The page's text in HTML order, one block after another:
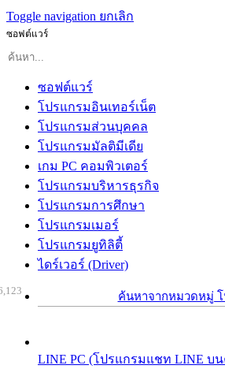
Toggle navigation ยกเลิก
ซอฟต์แวร์
ซอฟต์แวร์
โปรแกรมอินเทอร์เน็ต
โปรแกรมส่วนบุคคล
โปรแกรมมัลติมีเดีย
เกม PC คอมพิวเตอร์
โปรแกรมบริหารธุรกิจ
โปรแกรมการศึกษา
โปรแกรมเมอร์
โปรแกรมยูทิลิตี้
ไดร์เวอร์ (Driver)
ค้นหาจากหมวดหมู่
LINE PC (โปรแกรมแชท LINE บ